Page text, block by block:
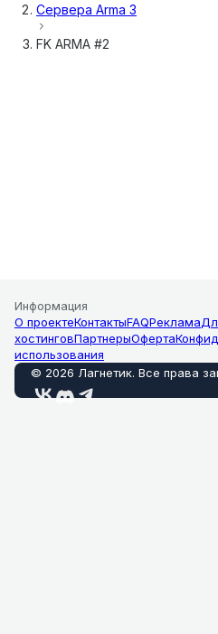
Сервера Arma 3
FK ARMA #2
Информация
О проектеКонтактыFAQРеклама
хостинговПартнерыОферта
использования
© 2026 Лагнетик. Все права